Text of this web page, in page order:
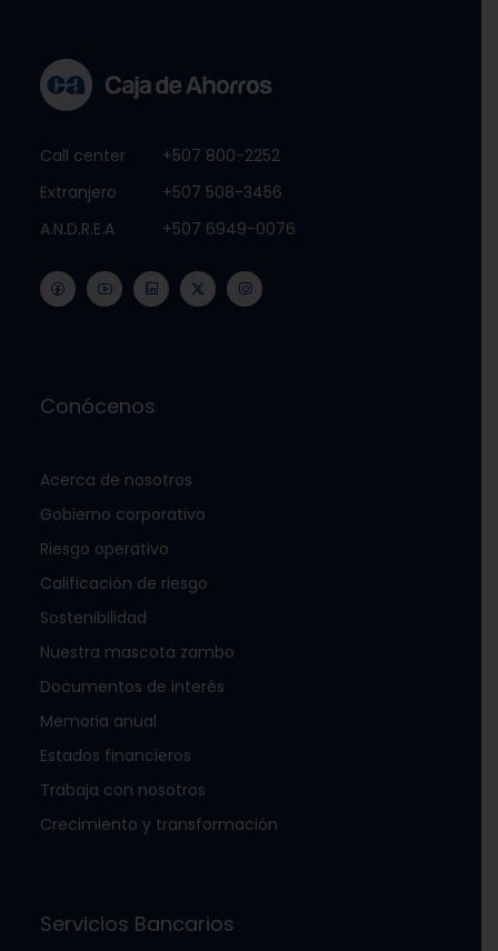
Call center
+507 800-2252
Extranjero
+507 508-3456
A.N.D.R.E.A
+507 6949-0076
Conócenos
Acerca de nosotros
Gobierno corporativo
Riesgo operativo
Calificación de riesgo
Sostenibilidad
Nuestra mascota zambo
Documentos de interés
Memoria anual
Estados financieros
Trabaja con nosotros
Crecimiento y transformación
Servicios Bancarios